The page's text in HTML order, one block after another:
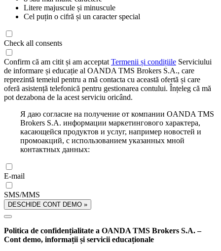
Litere majuscule și minuscule
Cel puțin o cifră și un caracter special
Check all consents
Confirm că am citit și am acceptat Termenii și condițiile Serviciului
de informare și educație al OANDA TMS Brokers S.A., care
reprezintă temeiul pentru a mă contacta cu această ofertă și care
oferă asistență telefonică pentru gestionarea contului. Înțeleg că mă
pot dezabona de la acest serviciu oricând.
Я даю согласие на получение от компании OANDA TMS
Brokers S.A. информации маркетингового характера,
касающейся продуктов и услуг, например новостей и
промоакций, с использованием указанных мной
контактных данных:
E-mail
SMS/MMS
DESCHIDE CONT DEMO »
Politica de confidențialitate a OANDA TMS Brokers S.A. –
Cont demo, informații și servicii educaționale